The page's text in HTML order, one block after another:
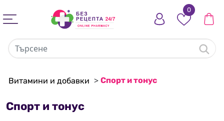
0
Витамини и добавки > Спорт и тонус
Спорт и тонус